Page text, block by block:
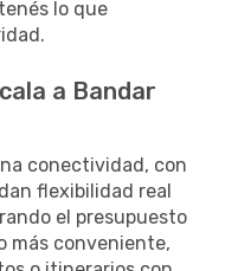
lo que
a Bandar
conectividad, con
flexibilidad real
el presupuesto
más conveniente,